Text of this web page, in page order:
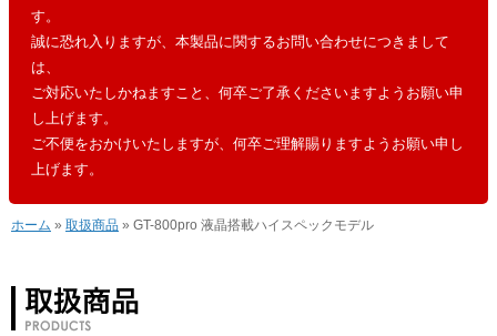
す。
誠に恐れ入りますが、本製品に関するお問い合わせにつきまして
は、
ご対応いたしかねますこと、何卒ご了承くださいますようお願い申
し上げます。
ご不便をおかけいたしますが、何卒ご理解賜りますようお願い申し
上げます。
ホーム » 取扱商品 » GT-800pro 液晶搭載ハイスペックモデル